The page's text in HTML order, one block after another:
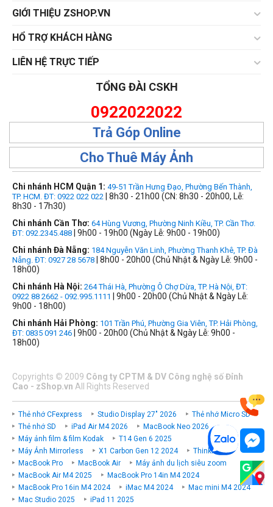
GIỚI THIỆU ZSHOP.VN
HỔ TRỢ KHÁCH HÀNG
LIÊN HỆ TRỰC TIẾP
TỔNG ĐÀI CSKH
0922022022
Trả Góp Online
Cho Thuê Máy Ảnh
Chi nhánh HCM Quận 1: 49-51 Trần Hưng Đạo, Phường Bến Thành,
TP. HCM. ĐT: 0922 022 022 | 8h30 - 21h00 (CN: 8h30 - 20h00, Lễ:
8h30 - 17h30)
Chi nhánh Cần Thơ: 64 Hùng Vương, Phường Ninh Kiều, TP. Cần Thơ.
ĐT: 092.2345.488 | 9h00 - 19h00 (Ngày Lễ: 9h00 - 19h00)
Chi nhánh Đà Nẵng: 184 Nguyễn Văn Linh, Phường Thanh Khê, TP. Đà
Nẵng. ĐT: 0927 28 5678 | 8h00 - 20h00 (Chủ Nhật & Ngày Lễ: 9h00 -
18h00)
Chi nhánh Hà Nội: 264 Thái Hà, Phường Ô Chợ Dừa, TP. Hà Nội, ĐT:
0922 88 2662 - 092.995.1111
| 9h00 - 20h00 (Chủ Nhật & Ngày Lễ:
9h00 - 18h00)
Chi nhánh Hải Phòng: 101 Trần Phú, Phường Gia Viên, TP. Hải Phòng,
ĐT: 0835 091 246 | 9h00 - 20h00 (Chủ Nhật & Ngày Lễ: 9h00 -
18h00)
Copyrights © 2009 Công ty CPTM & DV Công nghệ số Đỉnh
Cao - zShop.vn All Rights Reserved
Thẻ nhớ CFexpress Studio Display 27" 2026
Thẻ nhớ Micro SD
Thẻ nhớ SD
iPad Air M4 2026
MacBook Neo 2026
Máy ảnh film & film Kodak
T14 Gen 6 2025
Máy Ảnh Mirrorless
X1 Carbon Gen 12 2024
ThinkPad P
MacBook Pro
MacBook Air
Máy ảnh du lịch siêu zoom
MacBook Air M4 2025
MacBook Pro 14in M4 2024
MacBook Pro 16in M4 2024
iMac M4 2024
Mac mini M4 2024
Mac Studio 2025
iPad 11 2025